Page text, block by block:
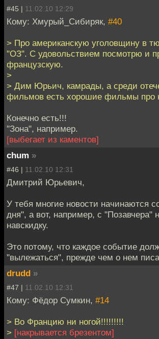
#45 | 11.02.10 12:29
Кому: Хмурый_Сибиряк, #40
> Про американскую уголовщину в
"ОЗ". С удовольствием посмотрю и
французскую.
>
> Дим Юрьич, камрады, а среди
фильмов есть хорошие фильмы
Конечно есть!!!
"Зона", например.
[выбегает из каментов]
chum »
#46 | 11.02.10 12:31
Дмитрий Юрьевич,
У тебя многие новости начинаются
дня", а вот, например, с "Позавчера"
навскидку.
Это потому, что каждое событие
"вылежаться", прежде чем о нем
drudd »
#47 | 11.02.10 12:31
Кому: Фёдор Сумкин, #14
> Во Францию ни ногой!!!!!!!!!
> [накрывается брезентом]